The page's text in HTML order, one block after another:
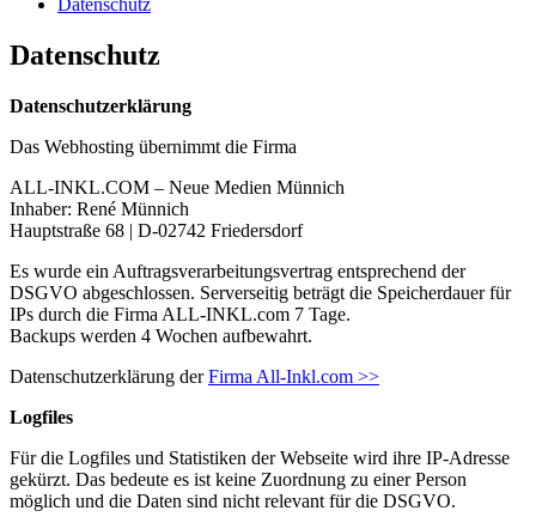
Datenschutz
Datenschutz
Datenschutzerklärung
Das Webhosting übernimmt die Firma
ALL-INKL.COM – Neue Medien Münnich
Inhaber: René Münnich
Hauptstraße 68 | D-02742 Friedersdorf
Es wurde ein Auftragsverarbeitungsvertrag entsprechend der
DSGVO abgeschlossen. Serverseitig beträgt die Speicherdauer für
IPs durch die Firma ALL-INKL.com 7 Tage.
Backups werden 4 Wochen aufbewahrt.
Datenschutzerklärung derFirma All-Inkl.com >>
Logfiles
Für die Logfiles und Statistiken der Webseite wird ihre IP-Adresse
gekürzt. Das bedeute es ist keine Zuordnung zu einer Person
möglich und die Daten sind nicht relevant für die DSGVO.